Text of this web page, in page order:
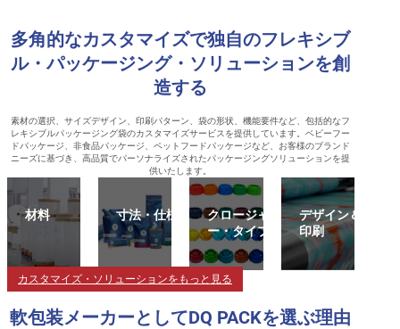
多角的なカスタマイズで独自のフレキシブ
ル・パッケージング・ソリューションを創
造する
素材の選択、サイズデザイン、印刷パターン、袋の形状、機能要件など、包括的なフ
レキシブルパッケージング袋のカスタマイズサービスを提供しています。ベビーフー
ドパッケージ、非食品パッケージ、ペットフードパッケージなど、お客様のブランド
ニーズに基づき、高品質でパーソナライズされたパッケージングソリューションを提
供いたします。
材料 寸法・仕様
クロージャ
ー・タイプ
デザイン＆
印刷
カスタマイズ・ソリューションをもっと見る
軟包装メーカーとしてDQ PACKを選ぶ理由